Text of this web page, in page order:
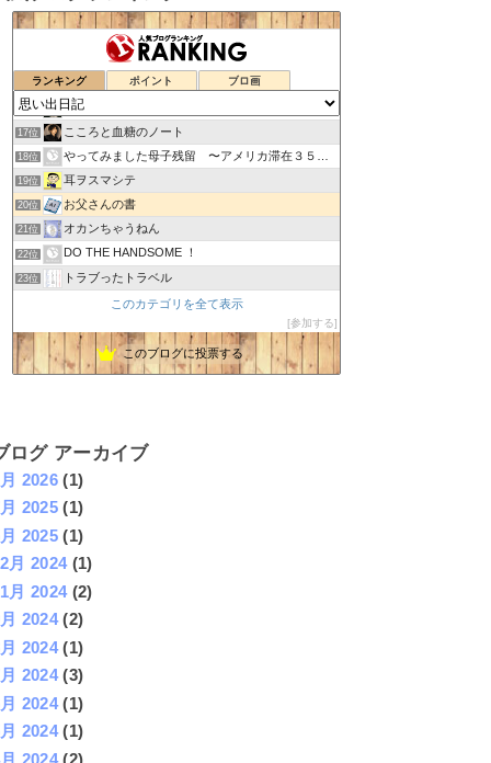
ランキング ポイント ブロ画
ほどよく薄めが黄金比
私が日本人になった日
15位 目立たない場所 ある団塊ジュニアの記憶
16位 夜の世界、昼の世界。
17位 こころと血糖のノート
18位 やってみました母子残留 〜アメリカ滞在３５３日の記録〜
19位 耳ヲスマシテ
20位 お父さんの書
21位 オカンちゃうねん
22位 DO THE HANDSOME ！
23位 トラブったトラベル
いめゆんな 半世紀を越えて
26位 ミジャクジ電波帖
27位 子どもの発達障害に気付いたママのブログ
このカテゴリを全て表示
参加する
このブログに投票する
ログ アーカイブ
2026 (1)
2025 (1)
2025 (1)
月 2024(1)
月 2024(2)
2024(2)
2024(1)
2024(3)
2024(1)
2024(1)
2024(2)